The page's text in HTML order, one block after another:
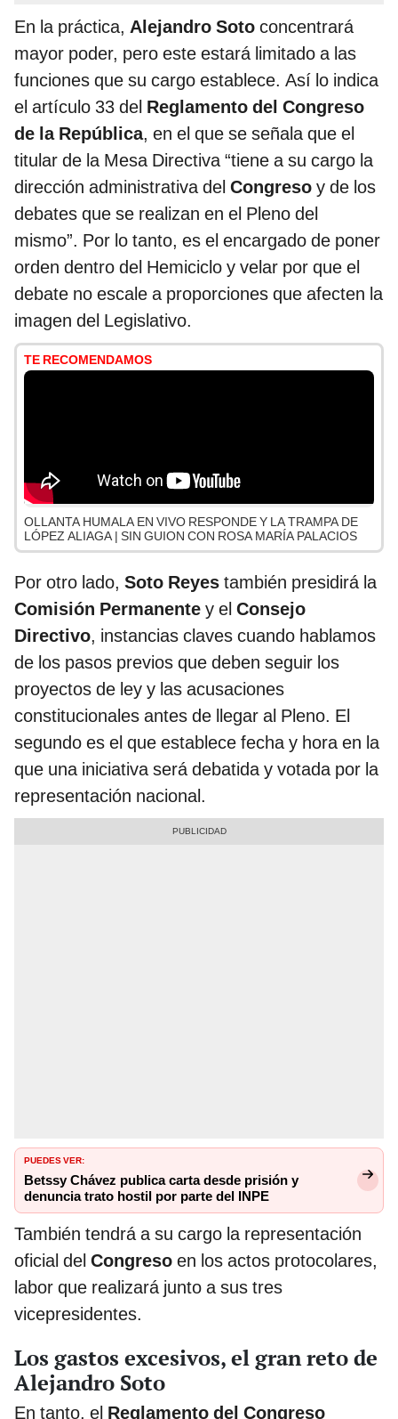
En la práctica, Alejandro Soto concentrará
mayor poder, pero este estará limitado a las
funciones que su cargo establece. Así lo indica
el artículo 33 del Reglamento del Congreso
de la República, en el que se señala que el
titular de la Mesa Directiva “tiene a su cargo la
dirección administrativa del Congreso y de los
debates que se realizan en el Pleno del
mismo”. Por lo tanto, es el encargado de poner
orden dentro del Hemiciclo y velar por que el
debate no escale a proporciones que afecten la
imagen del Legislativo.
TE RECOMENDAMOS
OLLANTA HUMALA EN VIVO RESPONDE Y LA TRAMPA DE
LÓPEZ ALIAGA | SIN GUION CON ROSA MARÍA PALACIOS
Por otro lado, Soto Reyes también presidirá la
Comisión Permanente y el Consejo
Directivo, instancias claves cuando hablamos
de los pasos previos que deben seguir los
proyectos de ley y las acusaciones
constitucionales antes de llegar al Pleno. El
segundo es el que establece fecha y hora en la
que una iniciativa será debatida y votada por la
representación nacional.
PUEDES VER:
Betssy Chávez publica carta desde prisión y
denuncia trato hostil por parte del INPE
También tendrá a su cargo la representación
oficial del Congreso en los actos protocolares,
labor que realizará junto a sus tres
vicepresidentes.
Los gastos excesivos, el gran reto de
Alejandro Soto
En tanto, el Reglamento del Congreso